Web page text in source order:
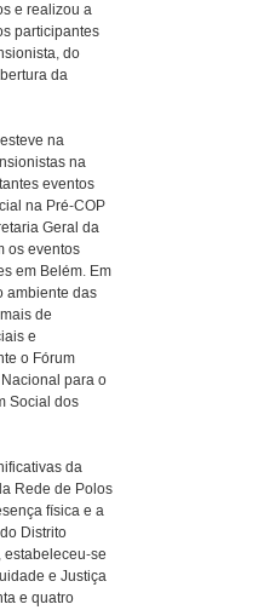
e realizou a
participantes
do
da
na
na
eventos
na Pré-COP
Geral da
os eventos
em Belém. Em
ambiente das
de
e
o Fórum
para o
Social dos
da
Rede de Polos
física e a
Distrito
estabeleceu-se
e Justiça
e quatro